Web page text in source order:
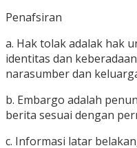
Penafsiran
a. Hak tolak adalak hak
identitas dan
narasumber dan
b. Embargo adalah
berita sesuai dengan
c. Informasi latar